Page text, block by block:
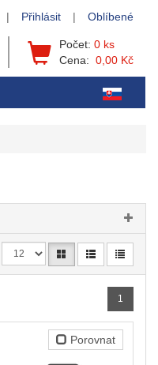
| Přihlásit | Oblíbené
Počet: 0 ks
Cena: 0,00 Kč
1
Porovnat